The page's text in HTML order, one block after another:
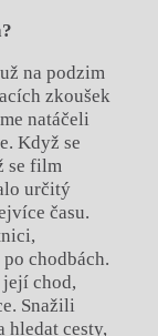
na podzim
zkoušek
natáčeli
Když se
se film
určitý
času.
chodbách.
chod,
Snažili
hledat cesty,